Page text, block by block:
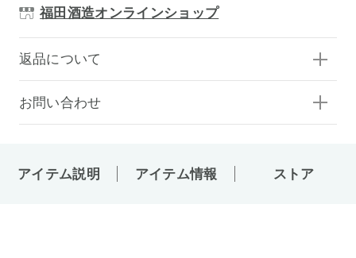
福田酒造オンラインショップ
返品について
お問い合わせ
アイテム説明 アイテム情報 ストア